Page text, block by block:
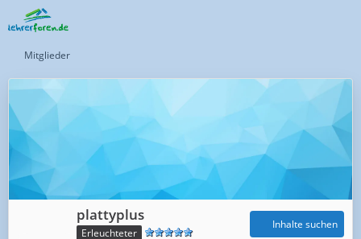
Mitglieder
plattyplus
Erleuchteter
Inhalte suchen